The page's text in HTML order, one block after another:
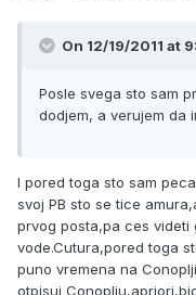
On 12/19/2011 at
Posle svega sto sam
dodjem, a verujem da
I pored toga sto sam
svoj PB sto se tice
prvog posta,pa ces videti
vode.Cutura,pored toga
puno vremena na
otpisuj